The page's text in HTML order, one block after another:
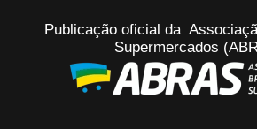
Publicação oficial da
Supermercados